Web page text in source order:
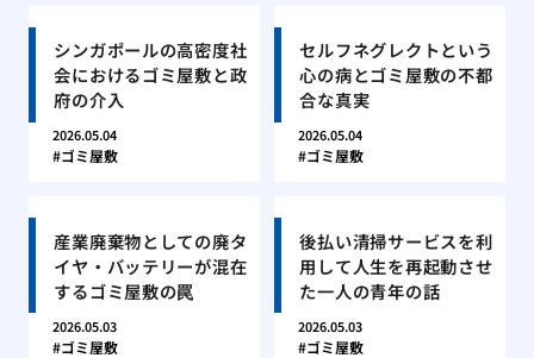
シンガポールの高密度社
会におけるゴミ屋敷と政
府の介入
2026.05.04
ゴミ屋敷
セルフネグレクトという
心の病とゴミ屋敷の不都
合な真実
2026.05.04
ゴミ屋敷
産業廃棄物としての廃タ
イヤ・バッテリーが混在
するゴミ屋敷の罠
2026.05.03
ゴミ屋敷
後払い清掃サービスを利
用して人生を再起動させ
た一人の青年の話
2026.05.03
ゴミ屋敷